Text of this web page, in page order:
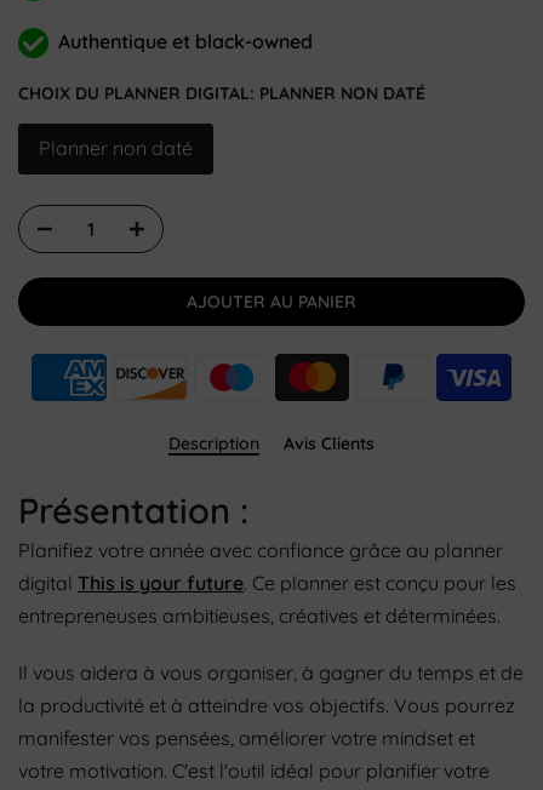
Authentique et black-owned
CHOIX DU PLANNER DIGITAL: PLANNER NON DATÉ
Planner non daté
AJOUTER AU PANIER
Description Avis Clients
Présentation :
Planifiez votre année avec confiance grâce au planner
digital This is your future. Ce planner est conçu pour les
entrepreneuses ambitieuses, créatives et déterminées.
Il vous aidera à vous organiser, à gagner du temps et de
la productivité et à atteindre vos objectifs. Vous pourrez
manifester vos pensées, améliorer votre mindset et
votre motivation. C'est l'outil idéal pour planifier votre